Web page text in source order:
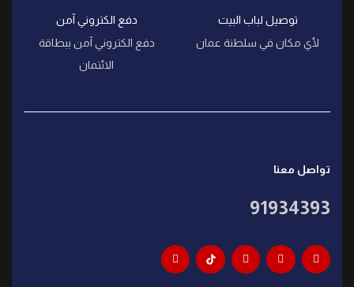
توصيل لباب البيت
لأي مكان في سلطنة عمان
دفع الكتروني آمن
دفع الكتروني آمن ببطاقة
الائتمان
تواصل معنا
91934393